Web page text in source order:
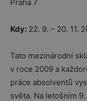
Praha 7
Kdy: 22. 9. – 20. 11.
Tato mezinárodní
v roce 2009 a
práce absolventů
světa. Na letošním